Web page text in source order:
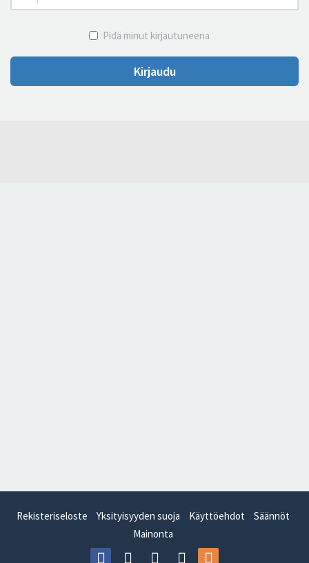
Pidä minut kirjautuneena
Kirjaudu
Rekisteriseloste Yksityisyyden suoja Käyttöehdot
Säännöt
Mainonta